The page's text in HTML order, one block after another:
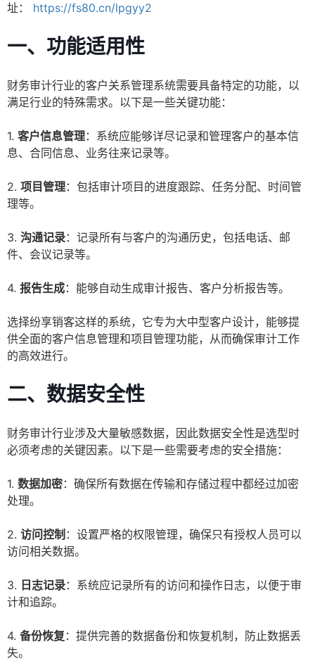
址：
https://fs80.cn/lpgyy2
一、功能适用性
财务审计行业的客户关系管理系统需要具备特定的功能，以
满足行业的特殊需求。以下是一些关键功能：
1. 客户信息管理：系统应能够详尽记录和管理客户的基本信
息、合同信息、业务往来记录等。
2. 项目管理：包括审计项目的进度跟踪、任务分配、时间管
理等。
3. 沟通记录：记录所有与客户的沟通历史，包括电话、邮
件、会议记录等。
4. 报告生成：能够自动生成审计报告、客户分析报告等。
选择纷享销客这样的系统，它专为大中型客户设计，能够提
供全面的客户信息管理和项目管理功能，从而确保审计工作
的高效进行。
二、数据安全性
财务审计行业涉及大量敏感数据，因此数据安全性是选型时
必须考虑的关键因素。以下是一些需要考虑的安全措施：
1. 数据加密：确保所有数据在传输和存储过程中都经过加密
处理。
2. 访问控制 ：设置严格的权限管理，确保只有授权人员可以
访问相关数据。
3. 日志记录：系统应记录所有的访问和操作日志，以便于审
计和追踪。
4. 备份恢复 ：提供完善的数据备份和恢复机制，防止数据丢
失。